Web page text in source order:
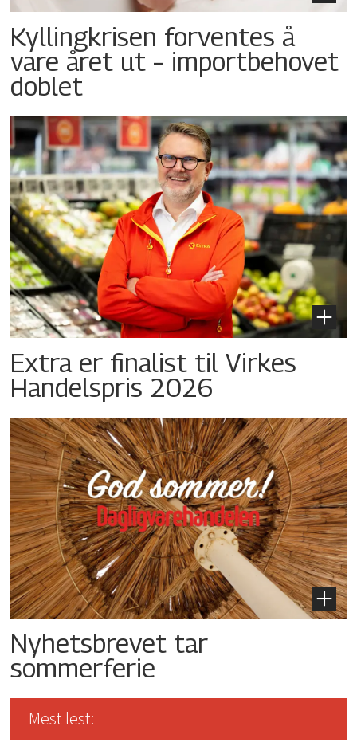
Kyllingkrisen forventes å
vare året ut – importbehovet
doblet
Extra er finalist til Virkes
Handelspris 2026
Nyhetsbrevet tar
sommerferie
Mest lest: